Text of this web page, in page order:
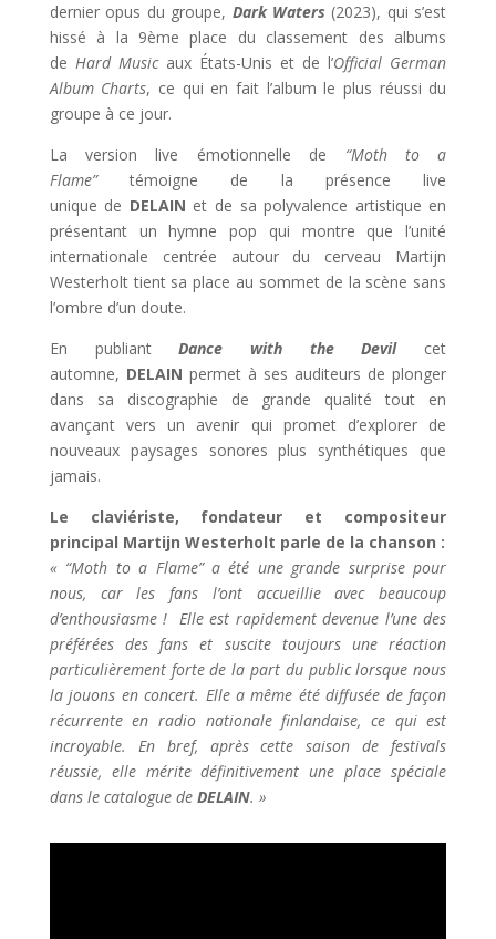
dernier opus du groupe, Dark Waters (2023), qui s’est
hissé à la 9ème place du classement des albums
de Hard Musicaux États-Unis et de l’Official German
Album Charts, ce qui en fait l’album le plus réussi du
groupe à ce jour.
La version live émotionnelle de “Moth to a
Flame”témoigne de la présence live
unique de DELAIN et de sa polyvalence artistique en
présentant un hymne pop qui montre que l’unité
internationale centrée autour du cerveau Martijn
Westerholt tient sa place au sommet de la scène sans
l’ombre d’un doute.
En publiantDance with the Devilcet
automne, DELAIN permet à ses auditeurs de plonger
dans sa discographie de grande qualité tout en
avançant vers un avenir qui promet d’explorer de
nouveaux paysages sonores plus synthétiques que
jamais.
Le claviériste, fondateur et compositeur
principal Martijn Westerholt parle de la chanson :
« “Moth to a Flame” a été une grande surprise pour
nous, car les fans l’ont accueillie avec beaucoup
d’enthousiasme ! Elle est rapidement devenue l’une des
préférées des fans et suscite toujours une réaction
particulièrement forte de la part du public lorsque nous
la jouons en concert. Elle a même été diffusée de façon
récurrente en radio nationale finlandaise, ce qui est
incroyable. En bref, après cette saison de festivals
réussie, elle mérite définitivement une place spéciale
dans le catalogue de DELAIN. »